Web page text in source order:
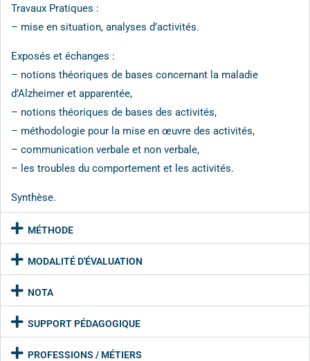
Travaux Pratiques :
– mise en situation, analyses d’activités.
Exposés et échanges :
– notions théoriques de bases concernant la maladie
d’Alzheimer et apparentée,
– notions théoriques de bases des activités,
– méthodologie pour la mise en œuvre des activités,
– communication verbale et non verbale,
– les troubles du comportement et les activités.
Synthèse.
MÉTHODE
MODALITÉ D'ÉVALUATION
NOTA
SUPPORT PÉDAGOGIQUE
PROFESSIONS / MÉTIERS